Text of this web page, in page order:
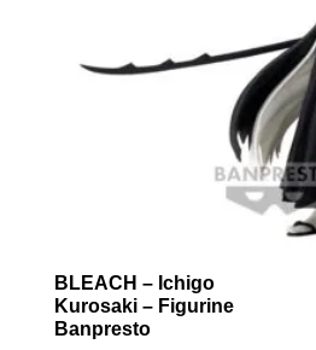
BLEACH – Ichigo
Kurosaki – Figurine
Banpresto